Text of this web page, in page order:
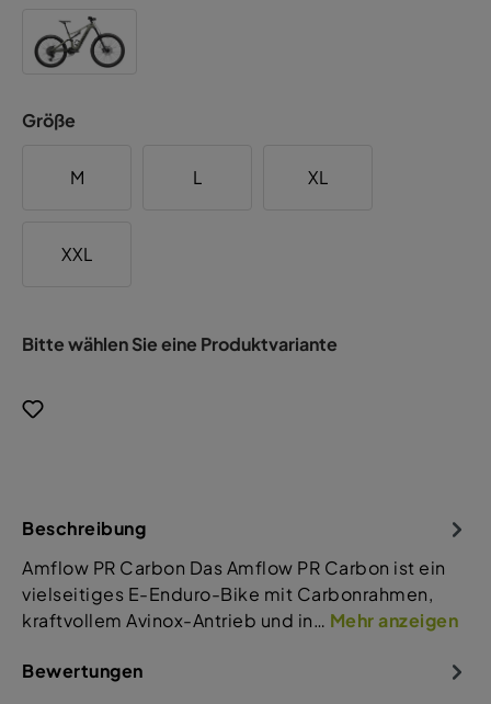
Größe
M L XL
XXL
Bitte wählen Sie eine Produktvariante
Beschreibung
Amflow PR Carbon Das Amflow PR Carbon ist ein
vielseitiges E-Enduro-Bike mit Carbonrahmen,
kraftvollem Avinox-Antrieb und in… Mehr anzeigen
Bewertungen